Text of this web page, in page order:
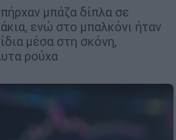
μπάζα δίπλα σε
ενώ στο μπαλκόνι ήταν
μέσα στη σκόνη,
ρούχα